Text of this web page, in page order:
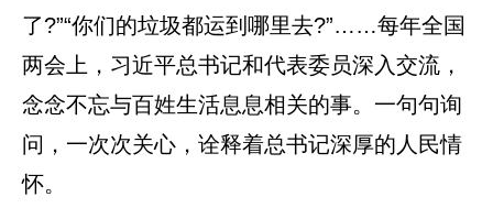
了?”“你们的垃圾都运到哪里去?”……每年全国
两会上，习近平总书记和代表委员深入交流，
念念不忘与百姓生活息息相关的事。一句句询
问，一次次关心，诠释着总书记深厚的人民情
怀。